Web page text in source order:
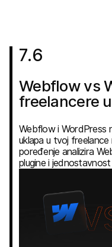
7.6
Webflow vs
freelancere
Webflow i WordPress
uklapa u tvoj
poređenje analizira
plugine i